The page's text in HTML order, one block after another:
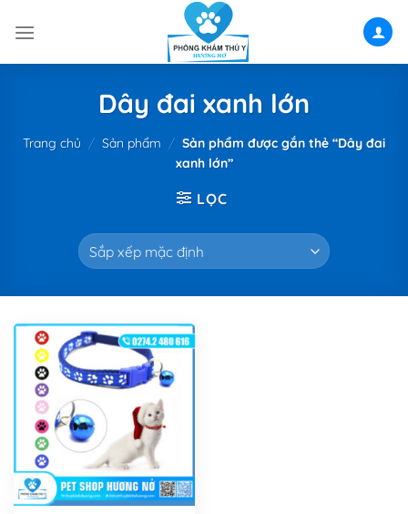
Dây đai xanh lớn
Trang chủ / Sản phẩm / Sản phẩm được gắn thẻ “Dây đai
xanh lớn”
LỌC